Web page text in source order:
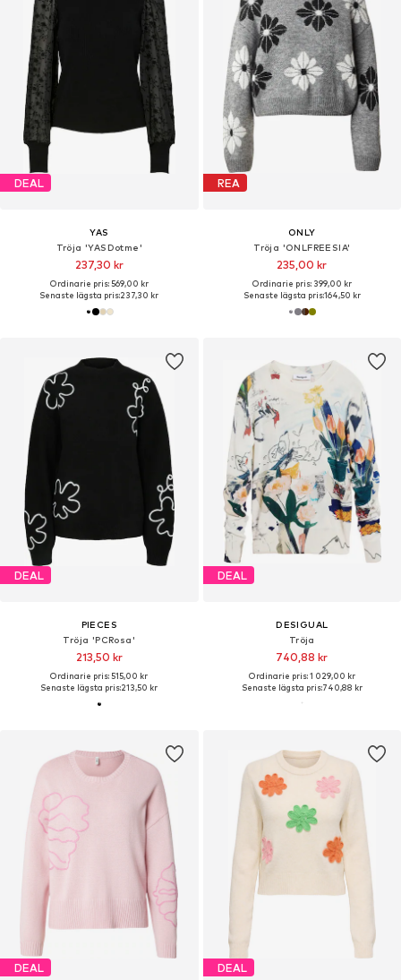
DEAL
YAS
Tröja 'YASDotme'
237,30 kr
Ordinarie pris: 569,00 kr
Senaste lägsta pris:237,30 kr
REA
ONLY
Tröja 'ONLFREESIA'
235,00 kr
Ordinarie pris: 399,00 kr
Senaste lägsta pris:164,50 kr
DEAL
PIECES
Tröja 'PCRosa'
213,50 kr
Ordinarie pris: 515,00 kr
Senaste lägsta pris:213,50 kr
DEAL
DESIGUAL
Tröja
740,88 kr
Ordinarie pris: 1 029,00 kr
Senaste lägsta pris:740,88 kr
DEAL DEAL